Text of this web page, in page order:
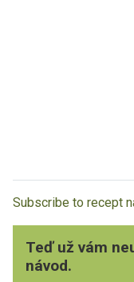
Subscribe to recept
Teď už vám
návod.